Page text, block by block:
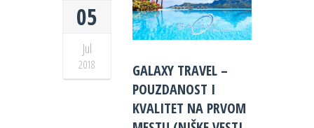
05
Jul
2018
GALAXY TRAVEL –
POUZDANOST I
KVALITET NA PRVOM